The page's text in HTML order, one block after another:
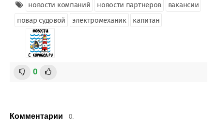
Конференции
Выставки и семинары
Личности
Словарь
Флот
Галерея флота
новости компаний
новости партнеров
вакансии
повар судовой
электромеханик капитан
0
Комментарии 0.